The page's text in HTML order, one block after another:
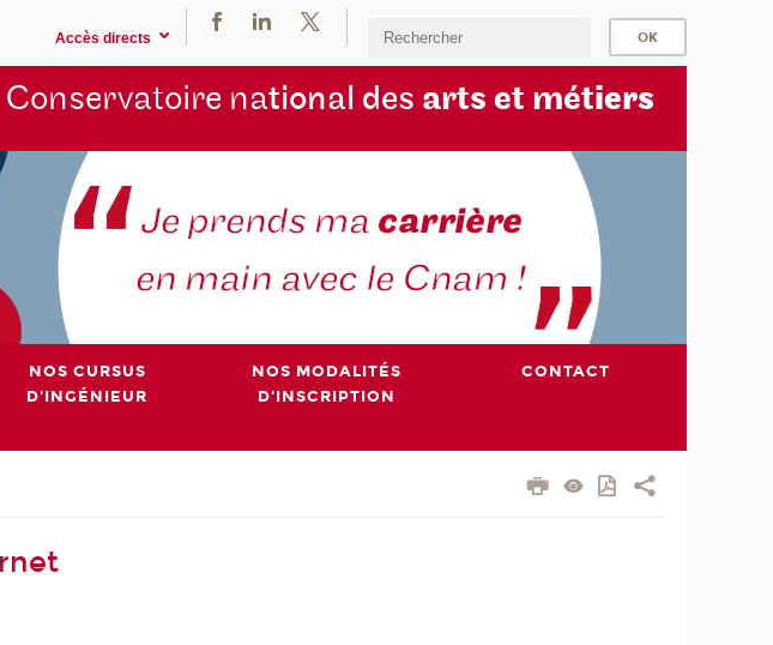
Accès directs
Conservatoire national des arts et métiers
NOS CURSUS
D'INGÉNIEUR
NOS MODALITÉS
D'INSCRIPTION
CONTACT